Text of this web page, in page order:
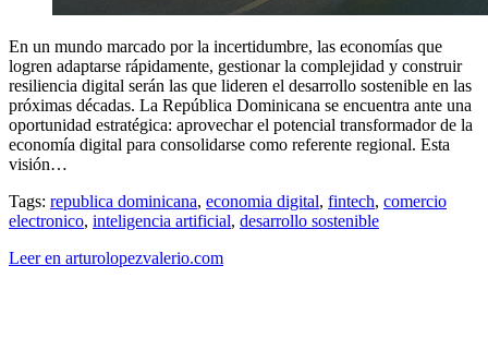
En un mundo marcado por la incertidumbre, las economías que
logren adaptarse rápidamente, gestionar la complejidad y construir
resiliencia digital serán las que lideren el desarrollo sostenible en las
próximas décadas. La República Dominicana se encuentra ante una
oportunidad estratégica: aprovechar el potencial transformador de la
economía digital para consolidarse como referente regional. Esta
visión…
Tags: republica dominicana, economia digital, fintech, comercio
electronico, inteligencia artificial, desarrollo sostenible
Leer en arturolopezvalerio.com